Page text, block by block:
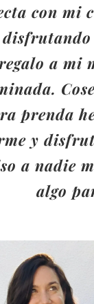
con mi
a mi
prenda
y
a nadie
algo